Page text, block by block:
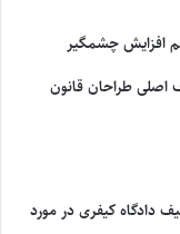
افزایش چشمگیر
طراحان قانون
دادگاه کیفری در مورد